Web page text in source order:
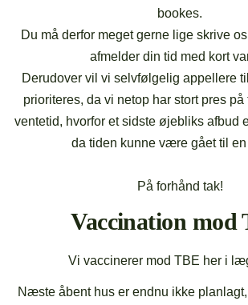
bookes.
Du må derfor meget gerne lige skrive
afmelder din tid med kort
Derudover vil vi selvfølgelig appellere
prioriteres, da vi netop har stort pres
ventetid, hvorfor et sidste øjebliks afbud
da tiden kunne være gået til en
På forhånd tak!
Vaccination mod
Vi vaccinerer mod TBE her i
Næste åbent hus er endnu ikke